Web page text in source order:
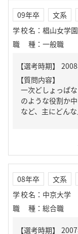
09年卒 文系
学校名 ： 椙山女学
職種 ： 一般職
【質問内容】
一次どしょっぱ
のような役割か
など、主にどん
08年卒 文系
学校名 ： 中京大学
職種 ： 総合職